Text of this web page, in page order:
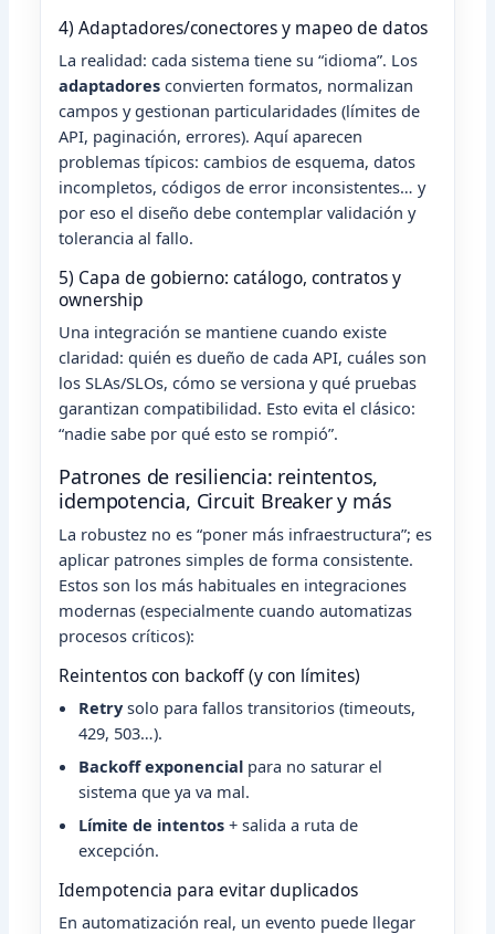
4) Adaptadores/conectores y mapeo de datos
La realidad: cada sistema tiene su “idioma”. Los
adaptadores convierten formatos, normalizan
campos y gestionan particularidades (límites de
API, paginación, errores). Aquí aparecen
problemas típicos: cambios de esquema, datos
incompletos, códigos de error inconsistentes… y
por eso el diseño debe contemplar validación y
tolerancia al fallo.
5) Capa de gobierno: catálogo, contratos y
ownership
Una integración se mantiene cuando existe
claridad: quién es dueño de cada API, cuáles son
los SLAs/SLOs, cómo se versiona y qué pruebas
garantizan compatibilidad. Esto evita el clásico:
“nadie sabe por qué esto se rompió”.
Patrones de resiliencia: reintentos,
idempotencia, Circuit Breaker y más
La robustez no es “poner más infraestructura”; es
aplicar patrones simples de forma consistente.
Estos son los más habituales en integraciones
modernas (especialmente cuando automatizas
procesos críticos):
Reintentos con backoff (y con límites)
Retrysolo para fallos transitorios (timeouts,
429, 503…).
Backoff exponencial para no saturar el
sistema que ya va mal.
Límite de intentos + salida a ruta de
excepción.
Idempotencia para evitar duplicados
En automatización real, un evento puede llegar